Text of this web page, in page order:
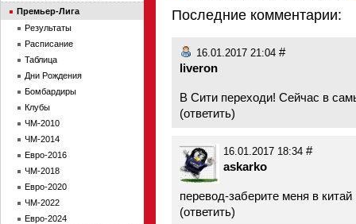
Последние комментарии:
16.01.2017 21:04 #
liveron
В Сити переходи! Сейчас в
(ответить)
16.01.2017 18:34 #
askarko
перевод-заберите меня в китай
(ответить)
Премьер-Лига
Результаты
Расписание
Таблица
Дни Рождения
Бомбардиры
Клубы
ЧМ-2010
ЧМ-2014
Евро-2016
ЧМ-2018
Евро-2020
ЧМ-2022
Евро-2024